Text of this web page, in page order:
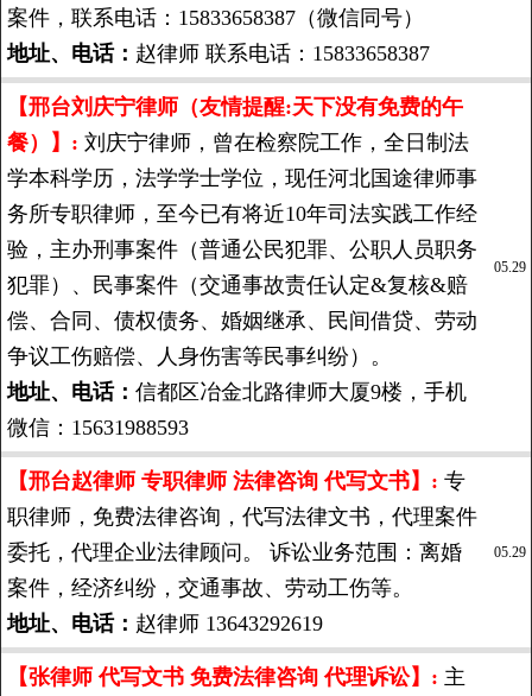
案件，联系电话：15833658387（微信同号）
地址、电话： 赵律师 联系电话：15833658387
【邢台刘庆宁律师（友情提醒:天下没有免费的午
餐）】: 刘庆宁律师，曾在检察院工作，全日制法
学本科学历，法学学士学位，现任河北国途律师事
务所专职律师，至今已有将近10年司法实践工作经
验，主办刑事案件（普通公民犯罪、公职人员职务
犯罪）、民事案件（交通事故责任认定&复核&赔
偿、合同、债权债务、婚姻继承、民间借贷、劳动
争议工伤赔偿、人身伤害等民事纠纷）。
地址、电话： 信都区冶金北路律师大厦9楼，手机
微信：15631988593
05.29
【邢台赵律师 专职律师 法律咨询 代写文书】: 专
职律师，免费法律咨询，代写法律文书，代理案件
委托，代理企业法律顾问。 诉讼业务范围：离婚
案件，经济纠纷，交通事故、劳动工伤等。
地址、电话： 赵律师 13643292619
05.29
【张律师 代写文书 免费法律咨询 代理诉讼】: 主